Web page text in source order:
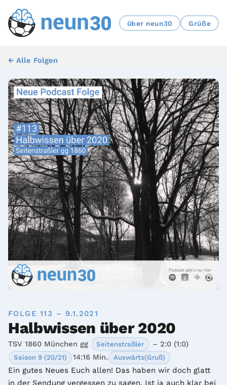
über neun30 Grüße
← Alle Folgen
FOLGE 113 – 9.1.2021
Halbwissen über 2020
TSV 1860 München gg Seitenstraßler – 2:0 (1:0)
Saison 9 (20/21) 14:16 Min. Auswärts(Gruß)
Ein gutes Neues Euch allen! Das haben wir doch glatt
in der Sendung vergessen zu sagen. Ist ja auch klar bei